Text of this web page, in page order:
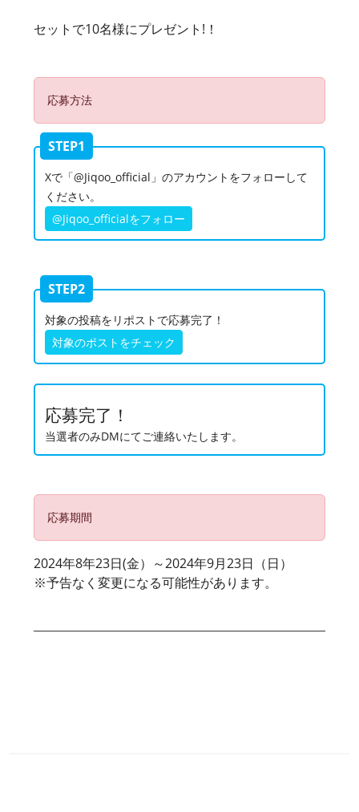
セットで10名様にプレゼント!！
応募方法
STEP1
Xで「@Jiqoo_official」のアカウントをフォローして
ください。
@Jiqoo_officialをフォロー
STEP2
対象の投稿をリポストで応募完了！
対象のポストをチェック
応募完了！
当選者のみDMにてご連絡いたします。
応募期間
2024年8年23日(金）～2024年9月23日（日）
※予告なく変更になる可能性があります。